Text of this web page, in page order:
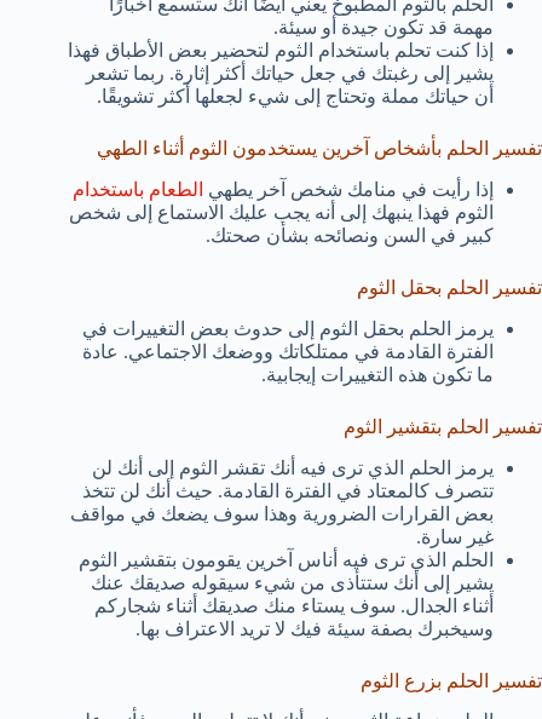
الحلم بالثوم المطبوخ يعني أيضًا أنك ستسمع أخبارًا
مهمة قد تكون جيدة أو سيئة.
إذا كنت تحلم باستخدام الثوم لتحضير بعض الأطباق فهذا
يشير إلى رغبتك في جعل حياتك أكثر إثارة. ربما تشعر
أن حياتك مملة وتحتاج إلى شيء لجعلها أكثر تشويقًا.
تفسير الحلم بأشخاص آخرين يستخدمون الثوم أثناء الطهي
إذا رأيت في منامك شخص آخر يطهي الطعام باستخدام
الثوم فهذا ينبهك إلى أنه يجب عليك الاستماع إلى شخص
كبير في السن ونصائحه بشأن صحتك.
تفسير الحلم بحقل الثوم
يرمز الحلم بحقل الثوم إلى حدوث بعض التغييرات في
الفترة القادمة في ممتلكاتك ووضعك الاجتماعي. عادة
ما تكون هذه التغييرات إيجابية.
تفسير الحلم بتقشير الثوم
يرمز الحلم الذي ترى فيه أنك تقشر الثوم إلى أنك لن
تتصرف كالمعتاد في الفترة القادمة. حيث أنك لن تتخذ
بعض القرارات الضرورية وهذا سوف يضعك في مواقف
غير سارة.
الحلم الذي ترى فيه أناس آخرين يقومون بتقشير الثوم
يشير إلى أنك ستتأذى من شيء سيقوله صديقك عنك
أثناء الجدال. سوف يستاء منك صديقك أثناء شجاركم
وسيخبرك بصفة سيئة فيك لا تريد الاعتراف بها.
تفسير الحلم بزرع الثوم